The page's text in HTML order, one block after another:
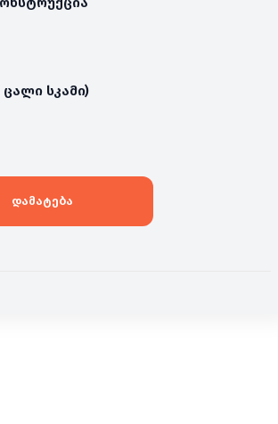
სკამი)
BOS ღია ნაცრისფერი
დამატება